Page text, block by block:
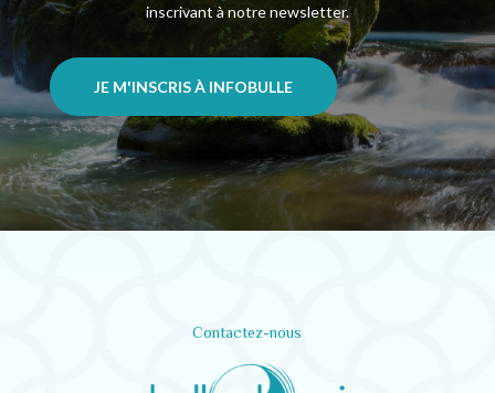
inscrivant à notre newsletter.
JE M'INSCRIS À INFOBULLE
Contactez-nous